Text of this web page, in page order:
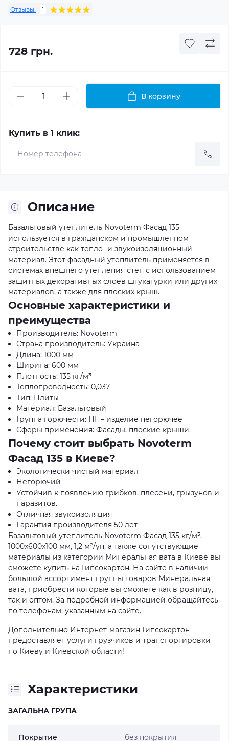
Отзывы: 1
728 грн.
В корзину
Купить в 1 клик:
Описание
Базальтовый утеплитель Novoterm Фасад 135
используется в гражданском и промышленном
строительстве как тепло- и звукоизоляционный
материал. Этот фасадный утеплитель применяется в
системах внешнего утепления стен с использованием
защитных декоративных слоев штукатурки или других
материалов, а также для плоских крыш.
Основные характеристики и
преимущества
Производитель: Novoterm
Страна производитель: Украина
Длина: 1000 мм
Ширина: 600 мм
Плотность: 135 кг/м³
Теплопроводность: 0,037
Тип: Плиты
Материал: Базальтовый
Группа горючести: НГ – изделие негорючее
Сферы применения: Фасады, плоские крыши.
Почему стоит выбрать Novoterm
Фасад 135 в Киеве?
Экологически чистый материал
Негорючий
Устойчив к появлению грибков, плесени, грызунов и
паразитов.
Отличная звукоизоляция
Гарантия производителя 50 лет
Базальтовый утеплитель Novoterm Фасад 135 кг/м³,
1000x600x100 мм, 1,2 м²/уп, а также сопутствующие
материалы из категории Минеральная вата в Киеве вы
сможете купить на Гипсокартон. На сайте в наличии
большой ассортимент группы товаров Минеральная
вата, приобрести которые вы сможете как в розницу,
так и оптом. За подробной информацией обращайтесь
по телефонам, указанным на сайте.
Дополнительно Интернет-магазин Гипсокартон
предоставляет услуги грузчиков и транспортировки
по Киеву и Киевской области!
Характеристики
ЗАГАЛЬНА ГРУПА
Покрытие без покрытия